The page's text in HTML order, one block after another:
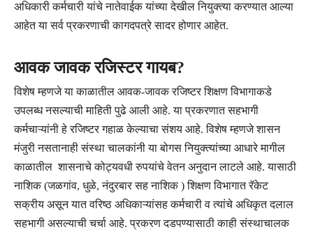
अधिकारी कर्मचारी यांचे नातेवाईक यांच्या देखील नियुक्त्या करण्यात आल्या
आहेत या सर्व प्रकरणाची कागदपत्रे सादर होणार आहेत.
आवक जावक रजिस्टर गायब?
विशेष म्हणजे या काळातील आवक-जावक रजिष्टर शिक्षण विभागाकडे
उपलब्ध नसल्याची माहिती पुढे आली आहे. या प्रकरणात सहभागी
कर्मचाऱ्यांनी हे रजिष्टर गहाळ केल्याचा संशय आहे. विशेष म्हणजे शासन
मंजुरी नसतानाही संस्था चालकांनी या बोगस नियुक्त्यांच्या आधारे मागील
काळातील शासनाचे कोट्यवधी रुपयांचे वेतन अनुदान लाटले आहे. यासाठी
नाशिक (जळगांव, धुळे, नंदुरबार सह नाशिक ) शिक्षण विभागात रॅकेट
सक्रीय असून यात वरिष्ठ अधिकाऱ्यांसह कर्मचारी व त्यांचे अधिकृत दलाल
सहभागी असल्याची चर्चा आहे. प्रकरण दडपण्यासाठी काही संस्थाचालक